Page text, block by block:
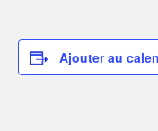
Ajouter au